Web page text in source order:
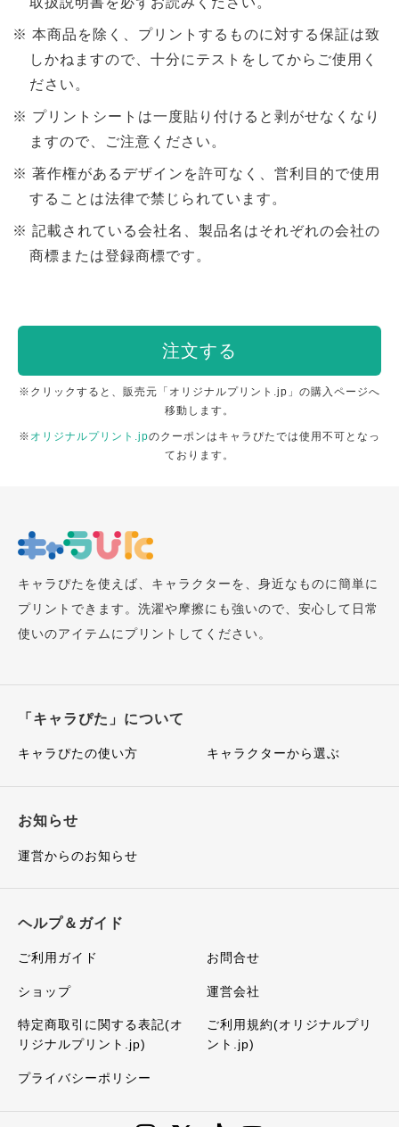
本商品を除く、プリントするものに対する保証は致
しかねますので、十分にテストをしてからご使用く
ださい。
プリントシートは一度貼り付けると剥がせなくなり
ますので、ご注意ください。
著作権があるデザインを許可なく、営利目的で使用
することは法律で禁じられています。
記載されている会社名、製品名はそれぞれの会社の
商標または登録商標です。
注文する
※クリックすると、販売元「オリジナルプリント.jp」の購入ページへ
移動します。
※ オリジナルプリント.jpのクーポンはキャラぴたでは使用不可となっ
ております。
キャラぴたを使えば、キャラクターを、身近なものに簡単に
プリントできます。洗濯や摩擦にも強いので、安心して日常
使いのアイテムにプリントしてください。
「キャラぴた」について
キャラぴたの使い方 キャラクターから選ぶ
お知らせ
運営からのお知らせ
ヘルプ＆ガイド
ご利用ガイド お問合せ
ショップ 運営会社
特定商取引に関する表記(オ
リジナルプリント.jp)
ご利用規約(オリジナルプリ
ント.jp)
プライバシーポリシー